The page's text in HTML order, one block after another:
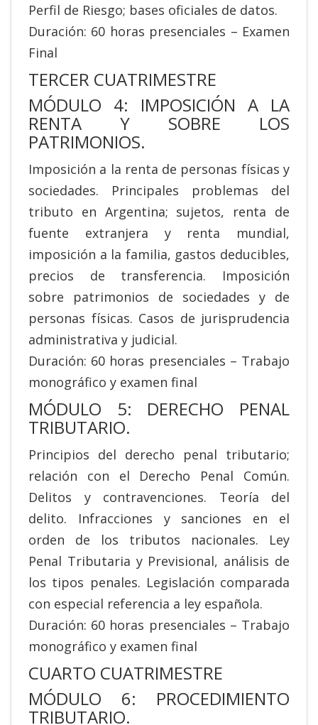
Perfil de Riesgo; bases oficiales de datos.
Duración: 60 horas presenciales – Examen
Final
TERCER CUATRIMESTRE
MÓDULO 4: IMPOSICIÓN A LA
RENTA Y SOBRE LOS
PATRIMONIOS.
Imposición a la renta de personas físicas y
sociedades. Principales problemas del
tributo en Argentina; sujetos, renta de
fuente extranjera y renta mundial,
imposición a la familia, gastos deducibles,
precios de transferencia. Imposición
sobre patrimonios de sociedades y de
personas físicas. Casos de jurisprudencia
administrativa y judicial.
Duración: 60 horas presenciales – Trabajo
monográfico y examen final
MÓDULO 5: DERECHO PENAL
TRIBUTARIO.
Principios del derecho penal tributario;
relación con el Derecho Penal Común.
Delitos y contravenciones. Teoría del
delito. Infracciones y sanciones en el
orden de los tributos nacionales. Ley
Penal Tributaria y Previsional, análisis de
los tipos penales. Legislación comparada
con especial referencia a ley española.
Duración: 60 horas presenciales – Trabajo
monográfico y examen final
CUARTO CUATRIMESTRE
MÓDULO 6: PROCEDIMIENTO
TRIBUTARIO.